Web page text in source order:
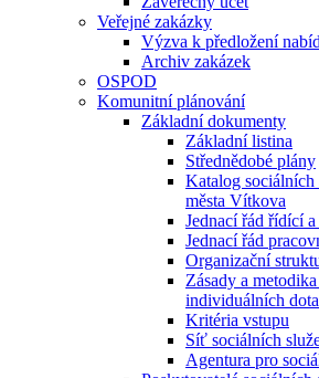
Veřejné zakázky
Výzva k předložení
Archiv zakázek
OSPOD
Komunitní plánování
Základní dokumenty
Základní listina
Střednědobé plány
Katalog sociálních
města Vítkova
Jednací řád řídící
Jednací řád
Organizační
Zásady a
individuálních
Kritéria vstupu
Síť sociálních
Agentura pro